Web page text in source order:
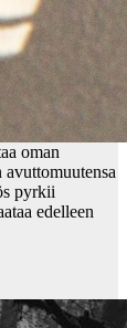
oman
pyrkii
edelleen